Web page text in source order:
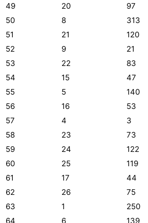
49
20 97
50
8 313
51
21 120
52
9 21
53
22 83
54
15 47
55
5 140
56
16 53
57
4 3
58
23 73
59
24 122
60
25 119
61
17 44
62
26 75
63
1 250
64
6 139